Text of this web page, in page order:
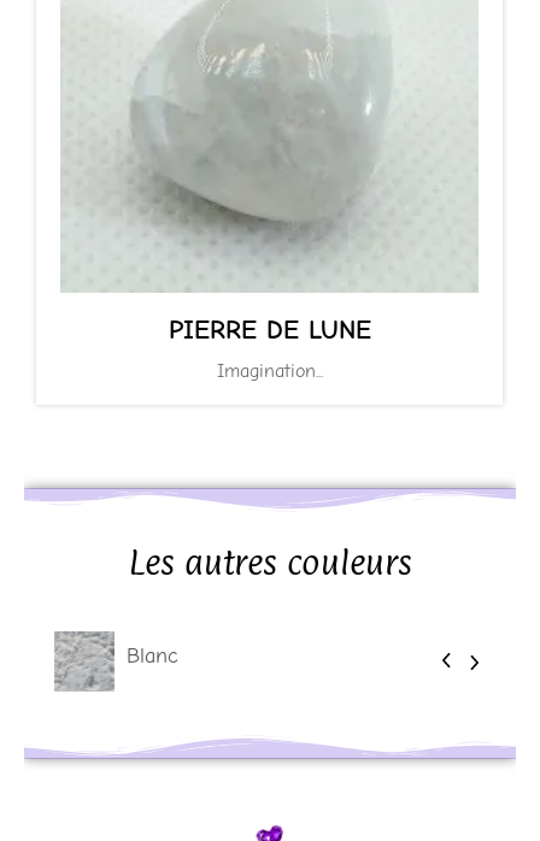
PIERRE DE LUNE
Imagination...
Les autres couleurs
Blanc